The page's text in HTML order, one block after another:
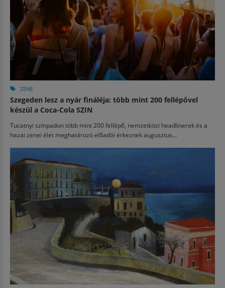
ZENE
Szegeden lesz a nyár fináléja: több mint 200 fellépővel
készül a Coca-Cola SZIN
Tucatnyi színpadon több mint 200 fellépő, nemzetközi headlinerek és a
hazai zenei élet meghatározó előadói érkeznek augusztus...